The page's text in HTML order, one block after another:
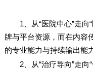
1、从“医院中心”走向“
牌与平台资源，而在内容
的专业能力与持续输出能
2、从“治疗导向”走向“